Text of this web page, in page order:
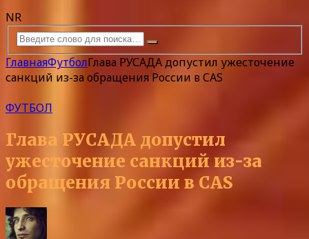
NR
ГлавнаяФутболГлава РУСАДА допустил ужесточение
санкций из-за обращения России в CAS
ФУТБОЛ
Глава РУСАДА допустил
ужесточение санкций из-за
обращения России в CAS